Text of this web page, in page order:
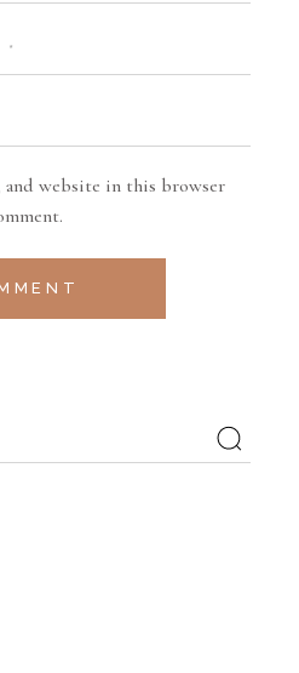
and website in this browser